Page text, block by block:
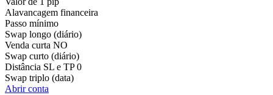
Alavancagem financeira
Passo mínimo
Swap longo (diário)
Venda curta NO
Swap curto (diário)
Distância SL e TP 0
Swap triplo (data)
Abrir conta